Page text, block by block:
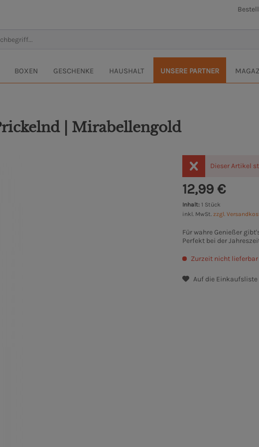
BOXEN GESCHENKE HAUSHALT UNSERE PARTNER
| Mirabellengold
Dieser Artikel
12,99 €
Inhalt:1 Stück
inkl. MwSt.zzgl.
Für wahre Genießer
Perfekt bei der
Zurzeit nicht lieferbar
Auf die Einkaufsliste